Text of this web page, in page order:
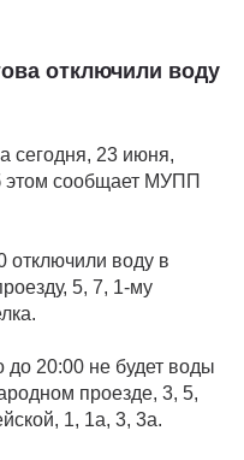
отключили воду
сегодня, 23 июня,
этом сообщает МУПП
отключили воду в
5, 7, 1-му
20:00 не будет воды
проезде, 3, 5,
1, 1а, 3, 3а.